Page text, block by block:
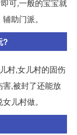
可,一般的宝宝就
助门派。
?
村,女儿村的固伤
,被封了还能放
儿村做。